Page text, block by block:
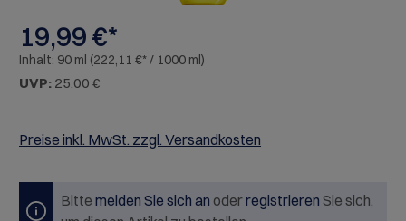
19,99 €*
Inhalt: 90 ml (222,11 €* / 1000 ml)
UVP: 25,00 €
Preise inkl. MwSt. zzgl. Versandkosten
Bitte melden Sie sich an oderregistrieren Sie sich,